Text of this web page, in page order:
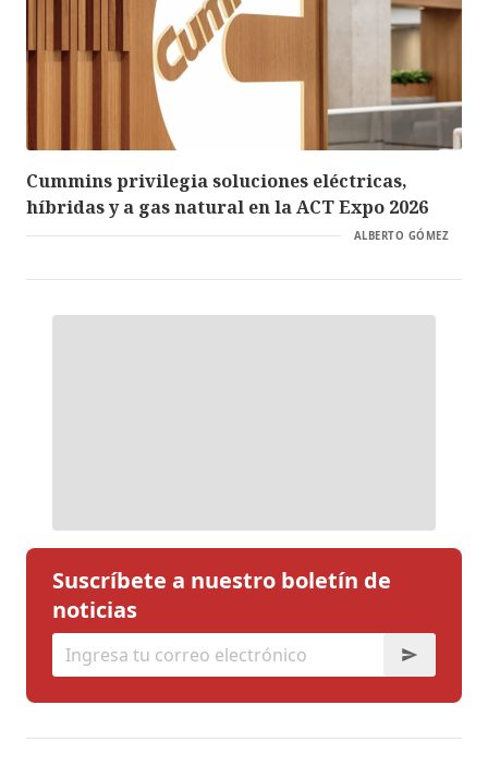
Cummins privilegia soluciones eléctricas,
híbridas y a gas natural en la ACT Expo 2026
ALBERTO GÓMEZ
Suscríbete a nuestro boletín de
noticias